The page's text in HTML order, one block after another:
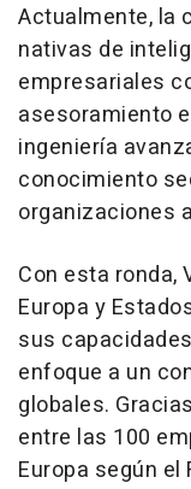
Actualmente, la
nativas de
empresariales
asesoramiento
ingeniería
conocimiento
organizaciones
Con esta ronda,
Europa y
sus
enfoque a un
globales.
entre las 100
Europa según